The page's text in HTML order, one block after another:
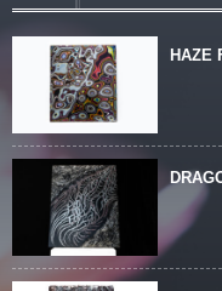
HAZE